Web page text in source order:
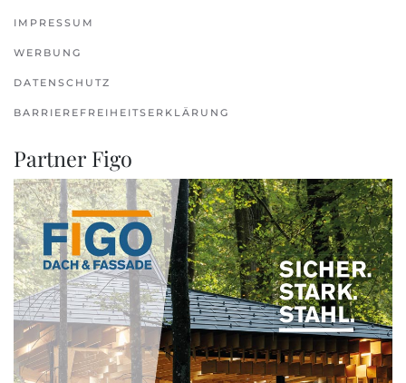
IMPRESSUM
WERBUNG
DATENSCHUTZ
BARRIEREFREIHEITSERKLÄRUNG
Partner Figo